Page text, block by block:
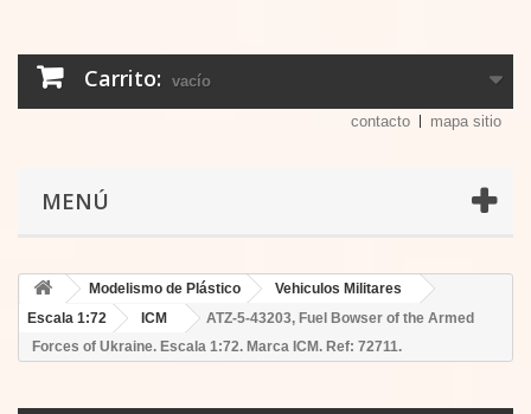
Carrito: vacío
contacto mapa sitio
MENÚ
Modelismo de Plástico
Vehiculos Militares
Escala 1:72
ICM
ATZ-5-43203, Fuel Bowser of the Armed
Forces of Ukraine. Escala 1:72. Marca ICM. Ref: 72711.